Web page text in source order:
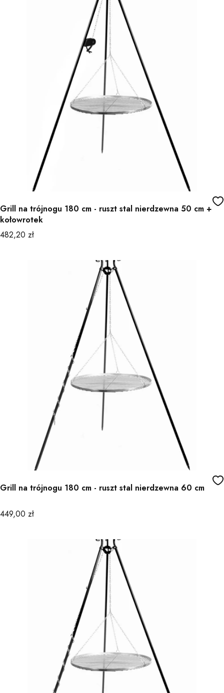
Grill na trójnogu 180 cm - ruszt stal nierdzewna 50 cm +
kołowrotek
Cena
482,20 zł
Grill na trójnogu 180 cm - ruszt stal nierdzewna 60 cm
Cena
449,00 zł